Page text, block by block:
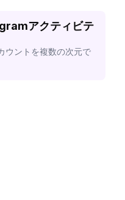
アクティビテ
ウントを複数の次元で